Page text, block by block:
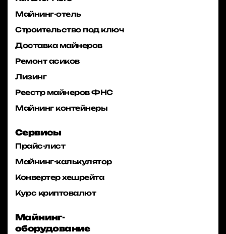
Майнинг-отель
Строительство под ключ
Доставка майнеров
Ремонт асиков
Лизинг
Реестр майнеров ФНС
Майнинг контейнеры
Сервисы
Прайс-лист
Майнинг-калькулятор
Конвертер хешрейта
Курс криптовалют
Майнинг-
оборудование